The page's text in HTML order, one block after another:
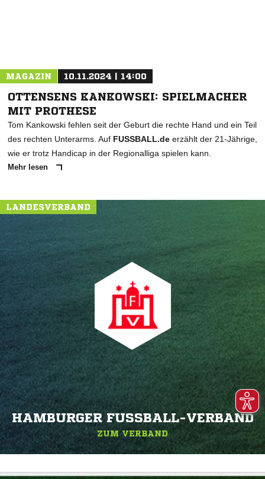
MAGAZIN 10.11.2024 | 14:00
OTTENSENS KANKOWSKI: SPIELMACHER
MIT PROTHESE
Tom Kankowski fehlen seit der Geburt die rechte Hand und ein Teil
des rechten Unterarms. Auf FUSSBALL.de erzählt der 21-Jährige,
wie er trotz Handicap in der Regionalliga spielen kann.
Mehr lesen
LANDESVERBAND
HAMBURGER FUSSBALL-VERBAND
ZUM VERBAND